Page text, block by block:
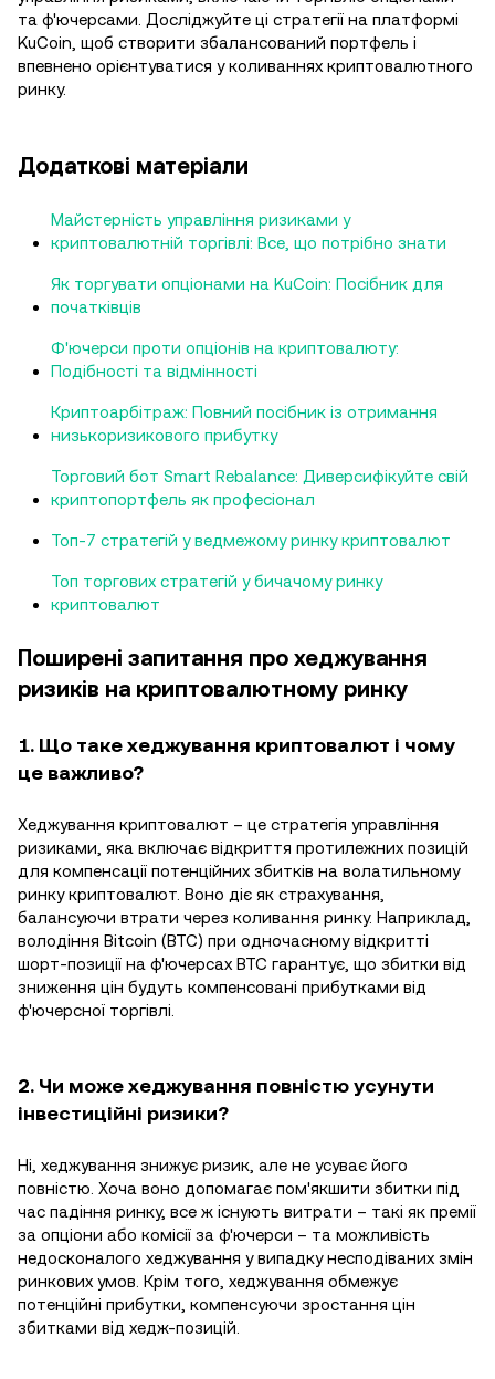
та ф'ючерсами. Досліджуйте ці стратегії на платформі
KuCoin, щоб створити збалансований портфель і
впевнено орієнтуватися у коливаннях криптовалютного
ринку.
Додаткові матеріали
Майстерність управління ризиками у
криптовалютній торгівлі: Все, що потрібно знати
Як торгувати опціонами на KuCoin: Посібник для
початківців
Ф'ючерси проти опціонів на криптовалюту:
Подібності та відмінності
Криптоарбітраж: Повний посібник із отримання
низькоризикового прибутку
Торговий бот Smart Rebalance: Диверсифікуйте свій
криптопортфель як професіонал
Топ-7 стратегій у ведмежому ринку криптовалют
Топ торгових стратегій у бичачому ринку
криптовалют
Поширені запитання про хеджування
ризиків на криптовалютному ринку
1. Що таке хеджування криптовалют і чому
це важливо?
Хеджування криптовалют – це стратегія управління
ризиками, яка включає відкриття протилежних позицій
для компенсації потенційних збитків на волатильному
ринку криптовалют. Воно діє як страхування,
балансуючи втрати через коливання ринку. Наприклад,
володіння Bitcoin (BTC) при одночасному відкритті
шорт-позиції на ф'ючерсах BTC гарантує, що збитки від
зниження цін будуть компенсовані прибутками від
ф'ючерсної торгівлі.
2. Чи може хеджування повністю усунути
інвестиційні ризики?
Ні, хеджування знижує ризик, але не усуває його
повністю. Хоча воно допомагає пом'якшити збитки під
час падіння ринку, все ж існують витрати – такі як премії
за опціони або комісії за ф'ючерси – та можливість
недосконалого хеджування у випадку несподіваних змін
ринкових умов. Крім того, хеджування обмежує
потенційні прибутки, компенсуючи зростання цін
збитками від хедж-позицій.